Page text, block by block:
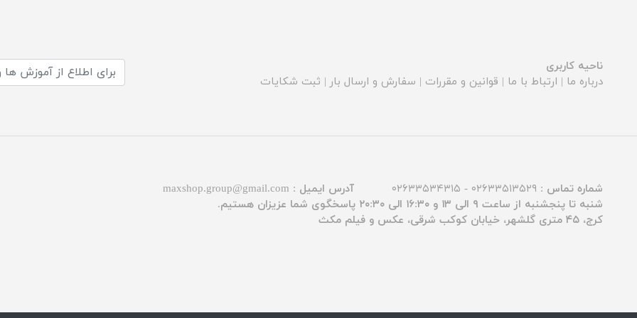
ناحیه کاربری
درباره ما | ارتباط با ما | قوانین و مقررات | سفارش و ارسال بار | ثبت شکایات
شماره تماس : ۰۲۶۳۳۵۱۳۵۲۹ - ۰۲۶۳۳۵۳۴۳۱۵ آدرس ایمیل : maxshop.group@gmail.com
شنبه تا پنجشنبه از ساعت ۹ الی ۱۳ و ۱۶:۳۰ الی ۲۰:۳۰ پاسخگوی شما عزیزان هستیم.
کرج، ۴۵ متری گلشهر، خیابان کوکب شرقی، عکس و فیلم مکث